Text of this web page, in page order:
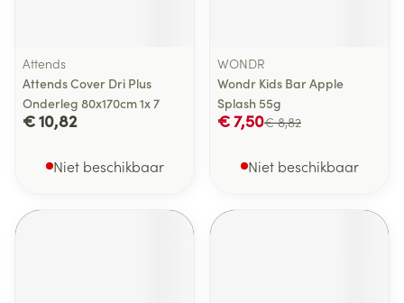
Attends
Attends Cover Dri Plus
Onderleg 80x170cm 1x 7
€ 10,82
Niet beschikbaar
WONDR
Wondr Kids Bar Apple
Splash 55g
€ 8,82
€ 7,50
Niet beschikbaar